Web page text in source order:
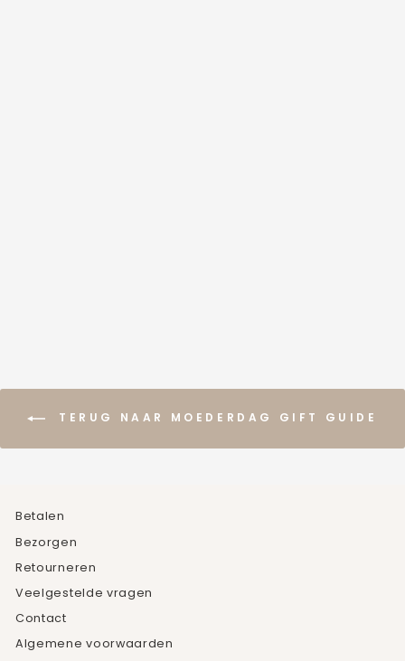
TERUG NAAR MOEDERDAG GIFT GUIDE
Betalen
Bezorgen
Retourneren
Veelgestelde vragen
Contact
Algemene voorwaarden